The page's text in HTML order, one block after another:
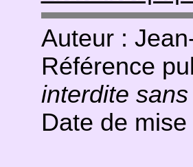
Auteur :
Référence
interdite
Date de